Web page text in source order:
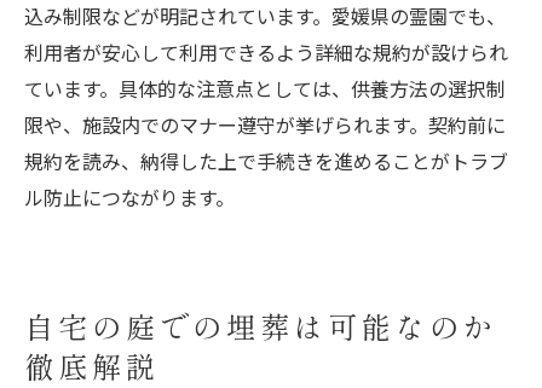
込み制限などが明記されています。愛媛県の霊園でも、
利用者が安心して利用できるよう詳細な規約が設けられ
ています。具体的な注意点としては、供養方法の選択制
限や、施設内でのマナー遵守が挙げられます。契約前に
規約を読み、納得した上で手続きを進めることがトラブ
ル防止につながります。
自宅の庭での埋葬は可能なのか
徹底解説